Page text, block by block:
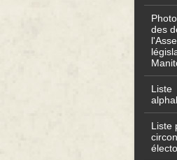
des
Liste
Liste